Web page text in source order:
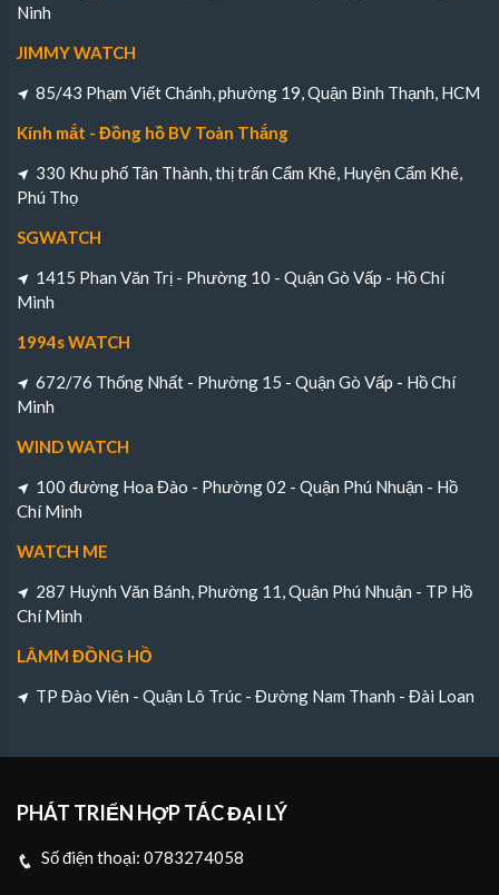
Ninh
JIMMY WATCH
85/43 Phạm Viết Chánh, phường 19, Quận Bình Thạnh, HCM
Kính mắt - Đồng hồ BV Toàn Thắng
330 Khu phố Tân Thành, thị trấn Cẩm Khê, Huyện Cẩm Khê,
Phú Thọ
SGWATCH
1415 Phan Văn Trị - Phường 10 - Quận Gò Vấp - Hồ Chí
Minh
1994s WATCH
672/76 Thống Nhất - Phường 15 - Quận Gò Vấp - Hồ Chí
Minh
WIND WATCH
100 đường Hoa Đào - Phường 02 - Quận Phú Nhuận - Hồ
Chí Minh
WATCH ME
287 Huỳnh Văn Bánh, Phường 11, Quận Phú Nhuận - TP Hồ
Chí Minh
LÂMM ĐỒNG HỒ
TP Đào Viên - Quận Lô Trúc - Đường Nam Thanh - Đài Loan
PHÁT TRIỂN HỢP TÁC ĐẠI LÝ
Số điện thoại: 0783274058